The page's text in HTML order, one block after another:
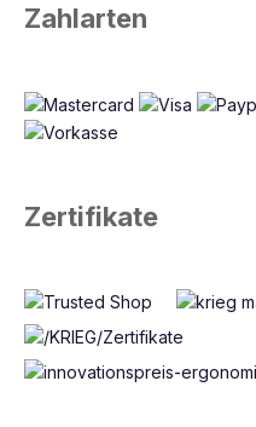
Zahlarten
Zertifikate